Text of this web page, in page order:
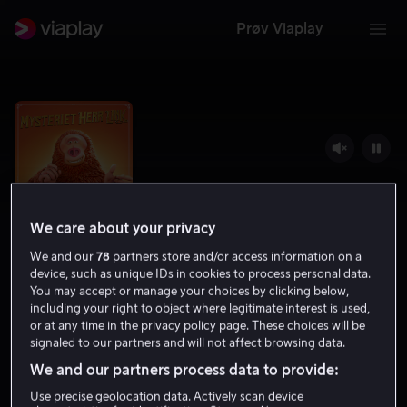
Prøv Viaplay
Mysteriet herr Link
Komedie
1 t 30 min
6 år
HD
We care about your privacy
We and our78 partners store and/or access information on a
device, such as unique IDs in cookies to process personal data.
You may accept or manage your choices by clicking below,
including your right to object where legitimate interest is used,
or at any time in the privacy policy page. These choices will be
signaled to our partners and will not affect browsing data.
We and our partners process data to provide:
Use precise geolocation data. Actively scan device